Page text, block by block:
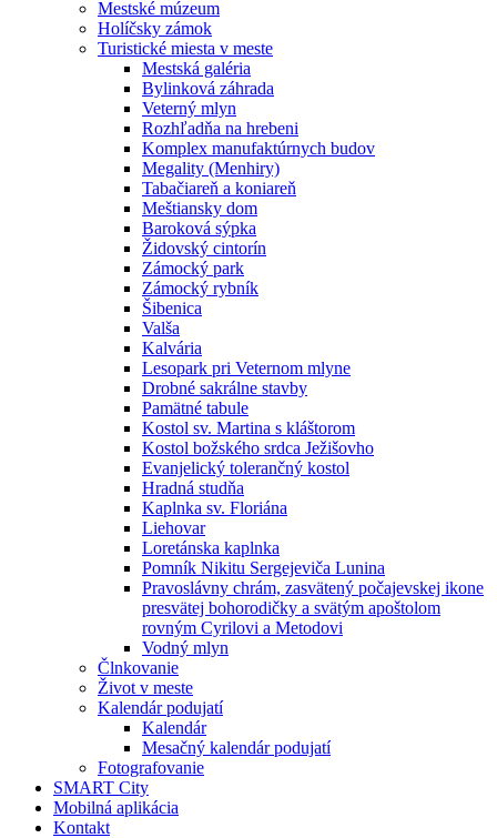
Mestské múzeum
Holíčsky zámok
Turistické miesta v meste
Mestská galéria
Bylinková záhrada
Veterný mlyn
Rozhľadňa na hrebeni
Komplex manufaktúrnych budov
Megality (Menhiry)
Tabačiareň a koniareň
Meštiansky dom
Baroková sýpka
Židovský cintorín
Zámocký park
Zámocký rybník
Šibenica
Valša
Kalvária
Lesopark pri Veternom mlyne
Drobné sakrálne stavby
Pamätné tabule
Kostol sv. Martina s kláštorom
Kostol božského srdca Ježišovho
Evanjelický tolerančný kostol
Hradná studňa
Kaplnka sv. Floriána
Liehovar
Loretánska kaplnka
Pomník Nikitu Sergejeviča Lunina
Pravoslávny chrám, zasvätený počajevskej ikone
presvätej bohorodičky a svätým apoštolom
rovným Cyrilovi a Metodovi
Vodný mlyn
Člnkovanie
Život v meste
Kalendár podujatí
Kalendár
Mesačný kalendár podujatí
Fotografovanie
SMART City
Mobilná aplikácia
Kontakt